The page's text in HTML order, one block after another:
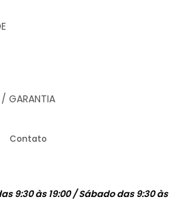
GARANTIA
Contato
9:30 às 19:00 / Sábado das 9:30 às